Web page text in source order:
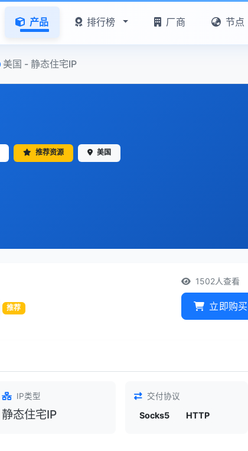
产品 排行榜 厂商 节点
美国 - 静态住宅IP
推荐资源 美国
推荐
1502人查看
立即购买
IP类型
静态住宅IP
交付协议
Socks5 HTTP